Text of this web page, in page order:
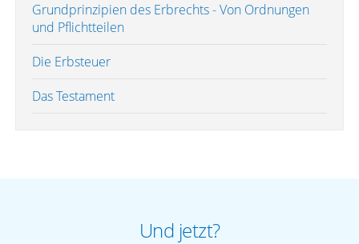
Grundprinzipien des Erbrechts - Von Ordnungen
und Pflichtteilen
Die Erbsteuer
Das Testament
Und jetzt?